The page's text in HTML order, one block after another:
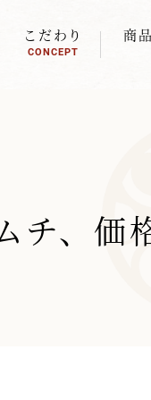
こだわり
CONCEPT
商
チ、価